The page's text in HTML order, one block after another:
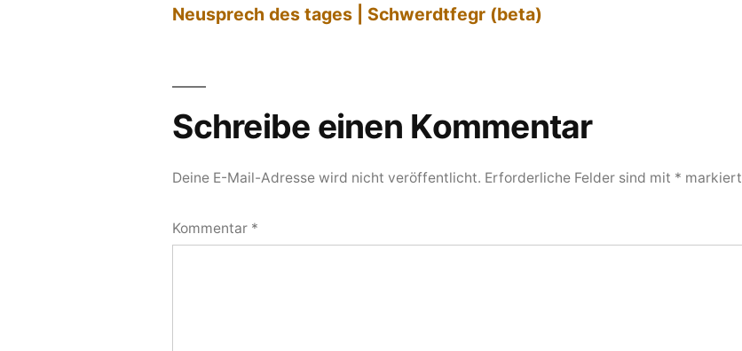
Neusprech des tages | Schwerdtfegr (beta)
Schreibe einen Kommentar
Deine E-Mail-Adresse wird nicht veröffentlicht. Erforderliche Felder sind mit * markiert
Kommentar *